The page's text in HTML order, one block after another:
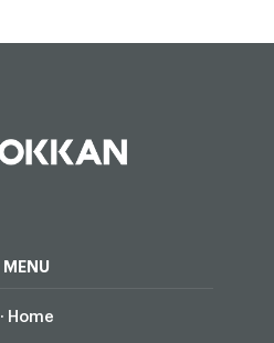
MENU
· Home